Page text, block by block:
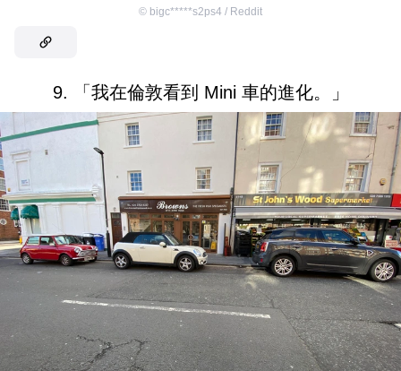
© bigc*****s2ps4 / Reddit
9. 「我在倫敦看到 Mini 車的進化。」